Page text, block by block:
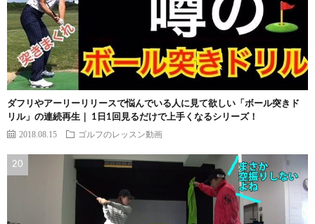
ダフリやアーリーリリースで悩んでいる人に見て欲しい「ボール突きド
リル」の連続再生｜ 1日1回見るだけで上手くなるシリーズ！
2018.08.15 ゴルフのレッスン動画